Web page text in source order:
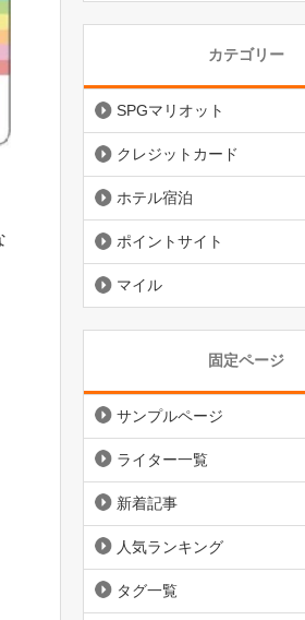
カテゴリー
SPGマリオット
クレジットカード
ホテル宿泊
ポイントサイト
マイル
固定ページ
サンプルページ
ライター一覧
新着記事
人気ランキング
タグ一覧